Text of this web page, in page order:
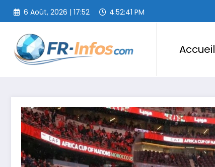
Aller
contenu
6 Août, 2026 | 17:52 4:52:42 PM
Accueil